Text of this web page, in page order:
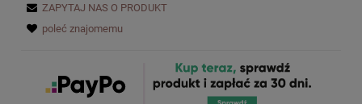
ZAPYTAJ NAS O PRODUKT
poleć znajomemu